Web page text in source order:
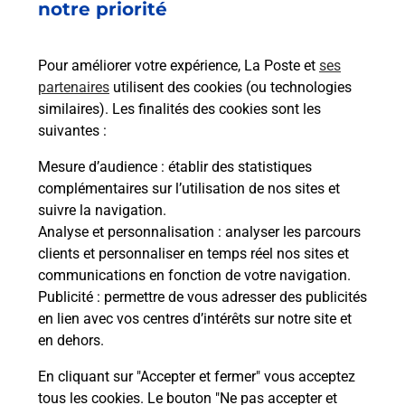
notre priorité
Pour améliorer votre expérience, La Poste et ses
partenaires utilisent des cookies (ou technologies
similaires). Les finalités des cookies sont les
suivantes :
Mesure d’audience : établir des statistiques
complémentaires sur l’utilisation de nos sites et
suivre la navigation.
Analyse et personnalisation : analyser les parcours
clients et personnaliser en temps réel nos sites et
communications en fonction de votre navigation.
Publicité : permettre de vous adresser des publicités
en lien avec vos centres d’intérêts sur notre site et
en dehors.
En cliquant sur "Accepter et fermer" vous acceptez
tous les cookies. Le bouton "Ne pas accepter et
17 AVENUE RAYMOND COMBOUL
En savoir plus
Malin !
La Poste
en ligne
Ouvert 24h/24
En savoir plus